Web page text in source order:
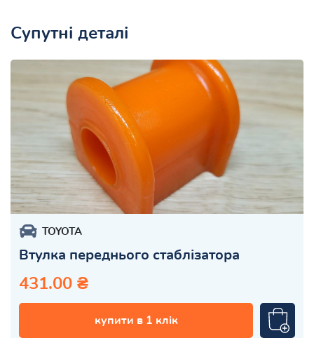
Супутні деталі
TOYOTA
Втулка переднього стаблізатора
431.00 ₴
купити в 1 клік